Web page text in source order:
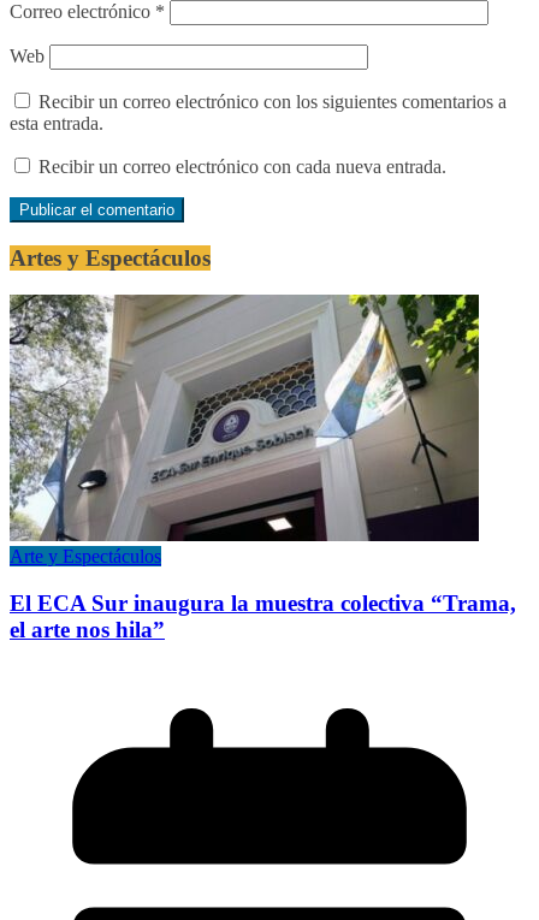
Correo electrónico *
Web
Recibir un correo electrónico con los siguientes comentarios a
esta entrada.
Recibir un correo electrónico con cada nueva entrada.
Artes y Espectáculos
Arte y Espectáculos
El ECA Sur inaugura la muestra colectiva “Trama,
el arte nos hila”